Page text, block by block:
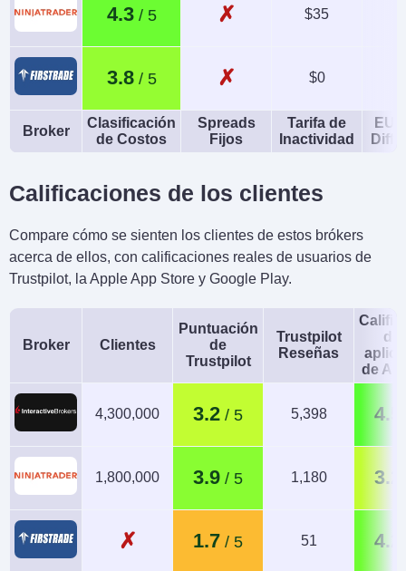
4.3 ✗ $35
3.8 ✗ $0
Broker
Clasificación
de Costos
Spreads
Fijos
Tarifa de
Inactividad
Calificaciones de los clientes
Compare cómo se sienten los clientes de estos brókers
acerca de ellos, con calificaciones reales de usuarios de
Trustpilot, la Apple App Store y Google Play.
Broker Clientes
Puntuación
de
Trustpilot
Trustpilot
Reseñas
de
de
4,300,000 3.2 5,398 4.5
1,800,000 3.9 1,180 3.2
✗ 1.7 51 4.2